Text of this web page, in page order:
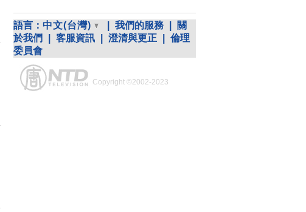
語言： 中文(台灣) 我們的服務
關
於我們
客服資訊 澄清與更正
倫理
委員會
Copyright ©2002-2023